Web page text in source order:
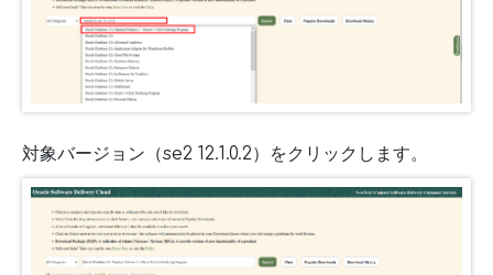
対象バージョン（se2 12.1.0.2）をクリックします。